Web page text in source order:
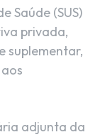
Saúde (SUS)
privada,
suplementar,
adjunta da